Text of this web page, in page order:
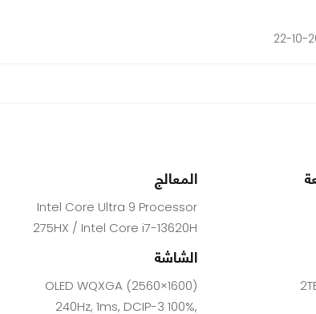
المعالج
Intel Core Ultra 9 Processor
275HX / Intel Core i7-13620H
الشاشة
OLED WQXGA (2560×1600)
240Hz, 1ms, DCIP-3 100%,